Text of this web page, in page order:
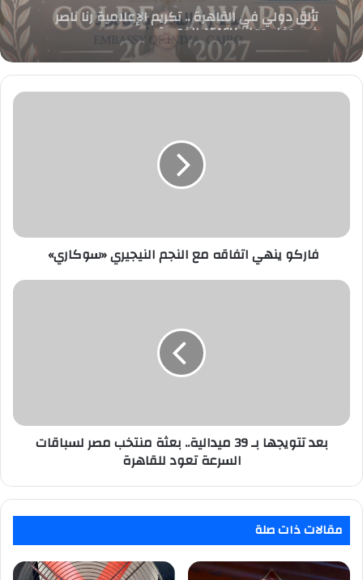
سفارة الهند بالقاهرة تنظم فعاليات إحتفالًا
باليوم العالمي لليوجا
فاركو
فاركو ينهي اتفاقه مع النجم النيجيري «سوكاري»
بعد
لسباقات
السرعة
بعد تتويجها بـ 39 ميدالية.. بعثة منتخب مصر لسباقات
السرعة تعود للقاهرة
مقالات ذات صلة